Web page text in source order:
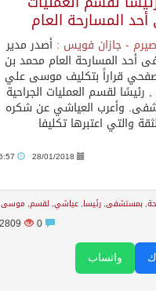
المسارحة العام
- جازان فويس : أصدر مدير
أحد المسارحة العام محمد بن
قراراً بتكليف موسى علي
لقسم العمليات الجراحية
وأعرب العياشي عن شكره
والتي اعتبرها تكليفا
28/01/2018
, بمستشفى, رئيسا, عياشي, لقسم, موسى
2809
واتساب